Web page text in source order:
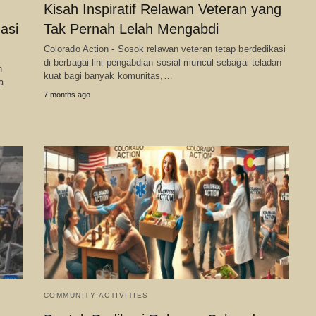
Kisah Inspiratif Relawan Veteran yang
Tak Pernah Lelah Mengabdi
Colorado Action - Sosok relawan veteran tetap berdedikasi
di berbagai lini pengabdian sosial muncul sebagai teladan
kuat bagi banyak komunitas,…
7 months ago
COMMUNITY ACTIVITIES